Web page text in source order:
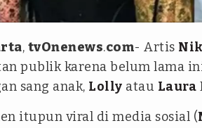
dok.medsos Instagram
, tvOnenews.com- Artis
publik karena belum lama
sang anak, Lolly atau Laura
itupun viral di media sosial (